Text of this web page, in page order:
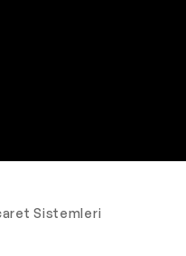
Sistemleri